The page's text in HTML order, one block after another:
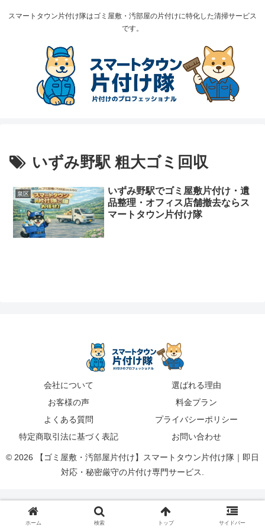
スマートタウン片付け隊はゴミ屋敷・汚部屋の片付けに特化した清掃サービス
です。
いずみ野駅 粗大ゴミ回収
泉区
いずみ野駅でゴミ屋敷片付け・遺
品整理・オフィス店舗撤去ならス
マートタウン片付け隊
会社について
選ばれる理由
お客様の声
料金プラン
よくある質問
プライバシーポリシー
特定商取引法に基づく表記
お問い合わせ
© 2026 【ゴミ屋敷・汚部屋片付け】スマートタウン片付け隊｜即日
対応・秘密厳守の片付け専門サービス.
ホーム 検索 トップ サイドバー